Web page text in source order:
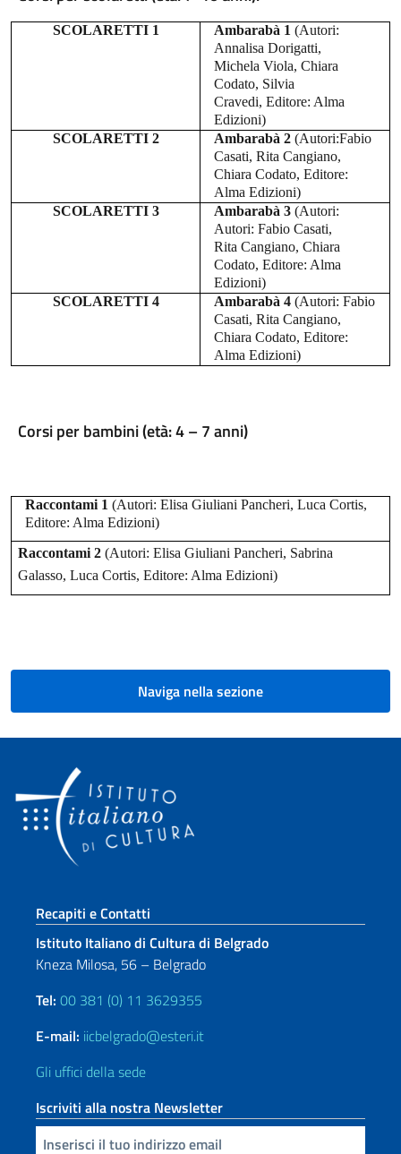
SCOLARETTI 1 Ambarabà 1(Autori:
Annalisa Dorigatti,
Michela Viola, Chiara
Codato, Silvia
Cravedi,Editore: Alma
Edizioni)
SCOLARETTI 2
Ambarabà 2(Autori:Fabio
Casati, Rita Cangiano,
Chiara Codato,Editore:
Alma Edizioni)
SCOLARETTI 3
Ambarabà 3(Autori:
Autori: Fabio Casati,
Rita Cangiano, Chiara
Codato,Editore: Alma
Edizioni)
SCOLARETTI 4
Ambarabà 4(Autori: Fabio
Casati, Rita Cangiano,
Chiara Codato, Editore:
Alma Edizioni)
Corsi per bambini (età: 4 – 7 anni)
Raccontami 1(Autori: Elisa Giuliani Pancheri, Luca Cortis,
Editore: Alma Edizioni)
Raccontami 2 (Autori: Elisa Giuliani Pancheri, Sabrina
Galasso, Luca Cortis, Editore: Alma Edizioni)
Naviga nella sezione
Sezione footer
Recapiti e Contatti
Istituto Italiano di Cultura di Belgrado
Kneza Milosa, 56 – Belgrado
Tel: 00 381 (0) 11 3629355
E-mail: iicbelgrado@esteri.it
Gli uffici della sede
Iscriviti alla nostra Newsletter
Inserisci la tua email